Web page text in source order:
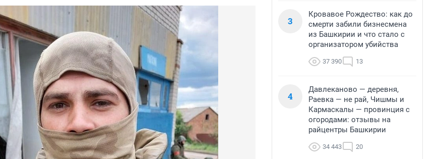
3
Кровавое Рождество: как до
смерти забили бизнесмена
из Башкирии и что стало с
организатором убийства
37 390 13
4
Давлеканово — деревня,
Раевка — не рай, Чишмы и
Кармаскалы — провинция с
огородами: отзывы на
райцентры Башкирии
34 443 20